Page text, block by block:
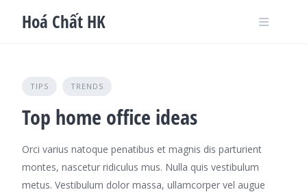
Hoá Chất HK
TIPS TRENDS
Top home office ideas
Orci varius natoque penatibus et magnis dis parturient
montes, nascetur ridiculus mus. Nulla quis vestibulum
metus. Vestibulum dolor massa, ullamcorper vel augue